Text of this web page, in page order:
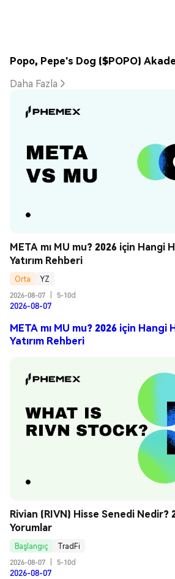
Popo, Pepe's Dog ($POPO)
Daha Fazla
META mı MU mu? 2026 için Hangi
Yatırım Rehberi
Orta
YZ
2026-08-07
5-10d
2026-08-07
META mı MU mu? 2026 için Hangi
Yatırım Rehberi
Rivian (RIVN) Hisse Senedi Nedir?
Yorumlar
Başlangıç
TradFi
2026-08-07
5-10d
2026-08-07